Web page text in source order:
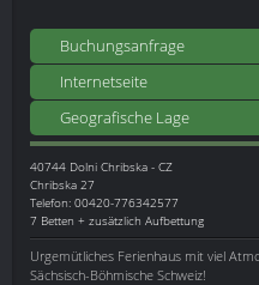
Buchungsanfrage
Internetseite
Geografische Lage
40744 Dolni Chribska - CZ
Chribska 27
Telefon: 00420-776342577
7 Betten + zusätzlich Aufbettung
Urgemütliches Ferienhaus mit viel
Sächsisch-Böhmische Schweiz!